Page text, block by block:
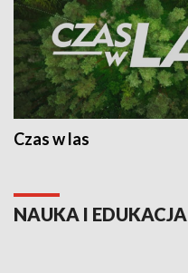
Czas w las
NAUKA I EDUKACJA